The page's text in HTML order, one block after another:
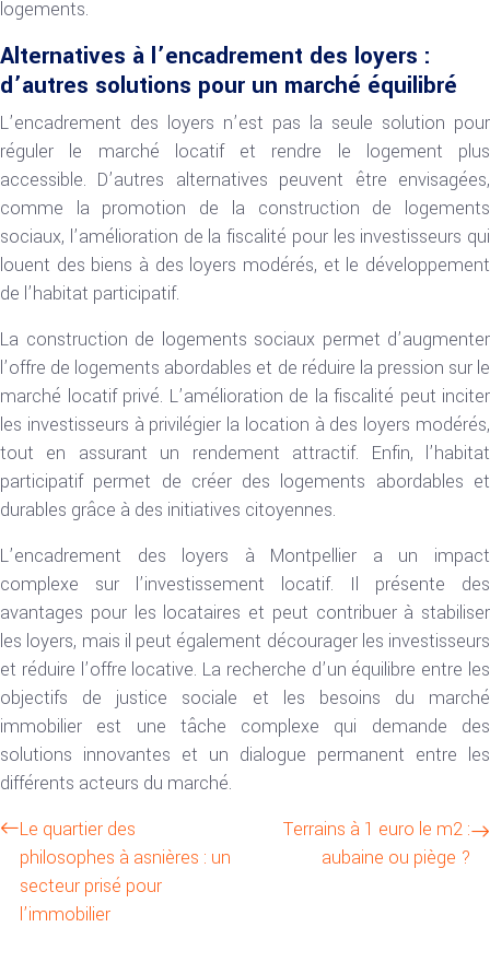
logements.
Alternatives à l’encadrement des loyers :
d’autres solutions pour un marché équilibré
L’encadrement des loyers n’est pas la seule solution pour
réguler le marché locatif et rendre le logement plus
accessible. D’autres alternatives peuvent être envisagées,
comme la promotion de la construction de logements
sociaux, l’amélioration de la fiscalité pour les investisseurs qui
louent des biens à des loyers modérés, et le développement
de l’habitat participatif.
La construction de logements sociaux permet d’augmenter
l’offre de logements abordables et de réduire la pression sur le
marché locatif privé. L’amélioration de la fiscalité peut inciter
les investisseurs à privilégier la location à des loyers modérés,
tout en assurant un rendement attractif. Enfin, l’habitat
participatif permet de créer des logements abordables et
durables grâce à des initiatives citoyennes.
L’encadrement des loyers à Montpellier a un impact
complexe sur l’investissement locatif. Il présente des
avantages pour les locataires et peut contribuer à stabiliser
les loyers, mais il peut également décourager les investisseurs
et réduire l’offre locative. La recherche d’un équilibre entre les
objectifs de justice sociale et les besoins du marché
immobilier est une tâche complexe qui demande des
solutions innovantes et un dialogue permanent entre les
différents acteurs du marché.
Le quartier des
philosophes à asnières : un
secteur prisé pour
l’immobilier
Terrains à 1 euro le m2 :
aubaine ou piège ?